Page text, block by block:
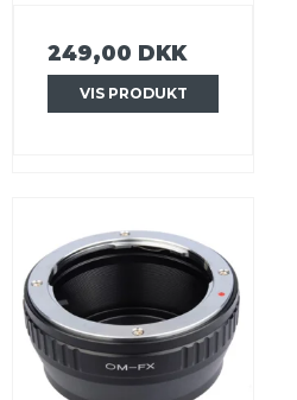
249,00 DKK
VIS PRODUKT